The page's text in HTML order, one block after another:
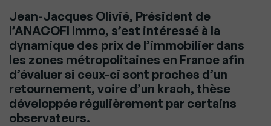
Jean-Jacques Olivié, Président de
l’ANACOFI Immo, s’est intéressé à la
dynamique des prix de l’immobilier dans
les zones métropolitaines en France afin
d’évaluer si ceux-ci sont proches d’un
retournement, voire d’un krach, thèse
développée régulièrement par certains
observateurs.